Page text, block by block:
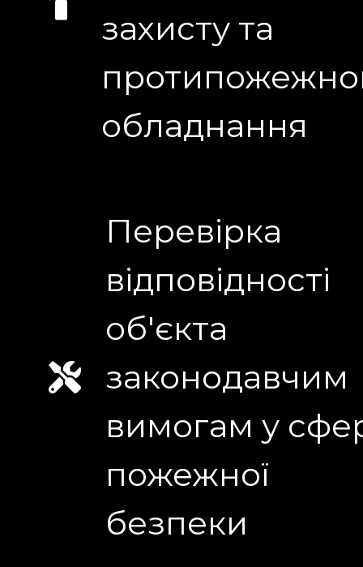
захисту та
обладнання
Перевірка
відповідності
об'єкта
законодавчим
вимогам у
пожежної
безпеки